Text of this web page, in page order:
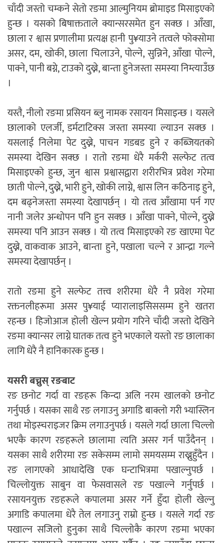
चाँदी जस्तो चम्कने सेतो रङमा आल्मुनियम ब्रोमाइड मिसाइएको
हुन्छ । यसको बिषाक्तताले क्यान्सरसमेत हुन सक्छ । आँखा,
छाला र श्वास प्रणालीमा प्रत्यक्ष हानी पु¥याउने तत्वले फोक्सोमा
असर, दम, खोकी, छाला चिलाउने, पोल्ने, सुन्निने, आँखा पोल्ने,
पाक्ने, पानी बग्ने, टाउको दुख्ने, बान्ता हुनेजस्ता समस्या निम्त्याउँछ
।
यस्तै, नीलो रङमा प्रसियन ब्लु नामक रसायन मिसाइन्छ । यसले
छालाको एलर्जी, डर्मटाटिक्स जस्ता समस्या ल्याउन सक्छ ।
यसलाई निलेमा पेट दुख्ने, पाचन गडबड हुने र कब्जियतको
समस्या देखिन सक्छ । रातो रङमा धेरै मर्करी सल्फेट तत्व
मिसाइएको हुन्छ, जुन श्वास प्रश्वासद्वारा शरीरभित्र प्रवेश गरेमा
छाती पोल्ने, दुख्ने, भारी हुने, खोकी लाग्ने, श्वास लिन कठिनाइ हुने,
दम बढ्नेजस्ता समस्या देखापर्छन् । यो तत्व आँखामा पर्न गए
नानी जलेर अन्धोपन पनि हुन सक्छ । आँखा पाक्ने, पोल्ने, दुख्ने
समस्या पनि आउन सक्छ । यो तत्व मिसाइएको रङ खाएमा पेट
दुख्ने, वाकवाक आउने, बान्ता हुने, पखाला चल्ने र आन्द्रा गल्ने
समस्या देखापर्छन् ।
रातो रङमा हुने सल्फेट तत्त्व शरीरमा धेरै नै प्रवेश गरेमा
रक्तनलीहरूमा असर पु¥याई प्यारालाइसिससम्म हुने खतरा
रहन्छ । हिजोआज होली खेल्न प्रयोग गरिने चाँदी जस्तो देखिने
रङमा क्यान्सर लाग्ने घातक तत्व हुने भएकाले यस्तो रङ छालाका
लागि धेरै नै हानिकारक हुन्छ ।
यसरी बच्नुस् रङबाट
रङ छनोट गर्दा वा रङहरू किन्दा अलि नरम खालको छनोट
गर्नुपर्छ । यसका साथै रङ लगाउनु अगाडि बाक्लो गरी भ्यास्लिन
तथा मोइस्चराइजर क्रिम लगाउनुपर्छ । यसले गर्दा छाला चिल्लो
भएकै कारण रङहरूले छालामा त्यति असर गर्न पाउँदैनन् ।
यसका साथै शरीरमा रङ सकेसम्म लामो समयसम्म राख्नुहुँदैन ।
रङ लागएको आधादेखि एक घन्टाभित्रमा पखाल्नुपर्छ ।
चिल्लोयुक्त साबुन वा फेसवासले रङ पखाल्ने गर्नुपर्छ ।
रसायनयुक्त रङहरूले कपालमा असर गर्ने हुँदा होली खेल्नु
अगाडि कपालमा धेरै तेल लगाउनु राम्रो हुन्छ । यसले गर्दा रङ
पखाल्न सजिलो हुनुका साथै चिल्लोकै कारण रङमा भएका